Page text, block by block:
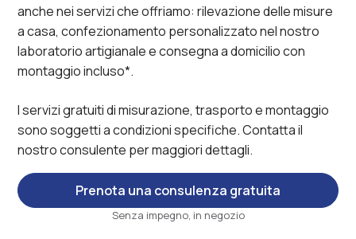
anche nei servizi che offriamo: rilevazione delle misure
a casa, confezionamento personalizzato nel nostro
laboratorio artigianale e consegna a domicilio con
montaggio incluso*.
I servizi gratuiti di misurazione, trasporto e montaggio
sono soggetti a condizioni specifiche. Contatta il
nostro consulente per maggiori dettagli.
Prenota una consulenza gratuita
Senza impegno, in negozio